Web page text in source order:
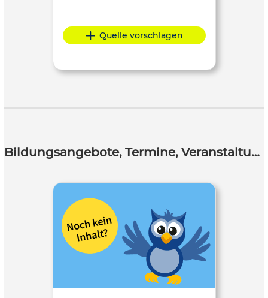
Quelle vorschlagen
Bildungsangebote, Termine, Veranstaltungen